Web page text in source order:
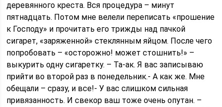
деревянного креста. Вся процедура – минут
пятнадцать. Потом мне велели переписать «прошение
к Господу» и прочитать его трижды над пачкой
сигарет, «заряженной» стеклянным яйцом. После чего
попробовать – «осторожно! может стошнить!» –
выкурить одну сигаретку. – Та-ак. Я вас записываю
прийти во второй раз в понедельник.- А как же. Мне
обещали – сразу, и все!- У вас слишком сильная
привязанность. И свекор ваш тоже очень опутан. –